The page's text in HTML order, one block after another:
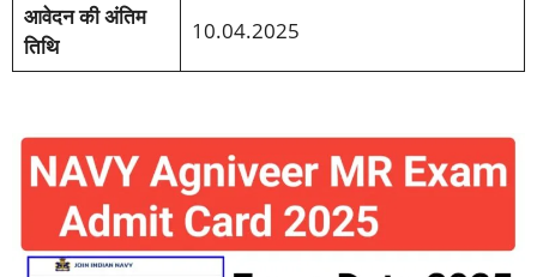
आवेदन की अंतिम
तिथि
10.04.2025